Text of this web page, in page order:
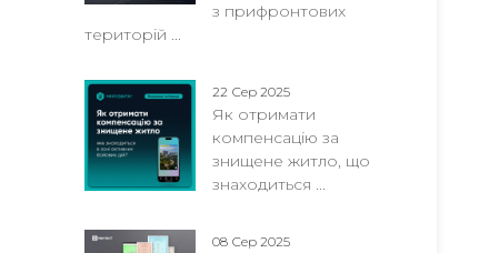
з прифронтових
територій ...
22 Сер 2025
Як отримати
компенсацію за
знищене житло, що
знаходиться ...
08 Сер 2025